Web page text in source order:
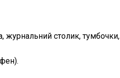
столик, тумбочки,